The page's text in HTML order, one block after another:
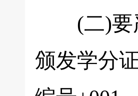
(二)要严
颁发学分